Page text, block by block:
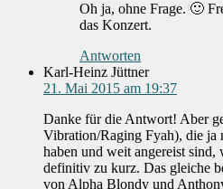
Oh ja, ohne Frage. 🙂
das Konzert.
Antworten
Karl-Heinz Jüttner
21. Mai 2015 am 19:37
Danke für die Antwort! Aber
Vibration/Raging Fyah), die
haben und weit angereist
definitiv zu kurz. Das gleiche
von Alpha Blondy und